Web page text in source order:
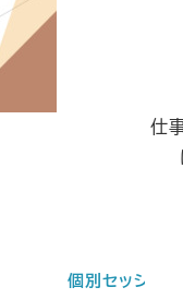
個別セッション
仕